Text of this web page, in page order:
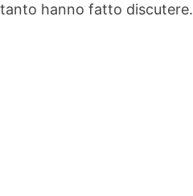
hanno fatto discutere.